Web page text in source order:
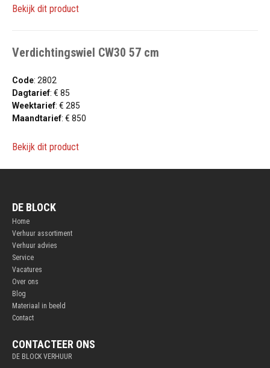
Bekijk dit product
Verdichtingswiel CW30 57 cm
Code: 2802
Dagtarief: € 85
Weektarief: € 285
Maandtarief: € 850
Bekijk dit product
DE BLOCK
Home
Verhuur assortiment
Verhuur advies
Service
Vacatures
Over ons
Blog
Materiaal in beeld
Contact
CONTACTEER ONS
DE BLOCK VERHUUR